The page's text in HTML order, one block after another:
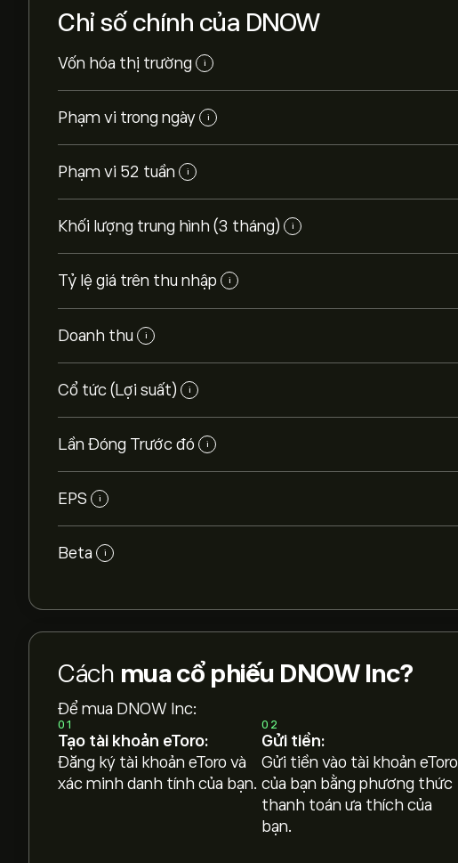
Chỉ số chính của DNOW
Vốn hóa thị trường i
Phạm vi trong ngày i
Phạm vi 52 tuần i
Khối lượng trung hình (3 tháng) i
Tỷ lệ giá trên thu nhập i
Doanh thu i
Cổ tức (Lợi suất) i
Lần Đóng Trước đó i
EPS i
Beta i
Cách mua cổ phiếu DNOW Inc?
Để mua DNOW Inc:
01
Tạo tài khoản eToro:
Đăng ký tài khoản eToro và
xác minh danh tính của bạn.
02
Gửi tiền:
Gửi tiền vào tài khoản eToro
của bạn bằng phương thức
thanh toán ưa thích của
bạn.